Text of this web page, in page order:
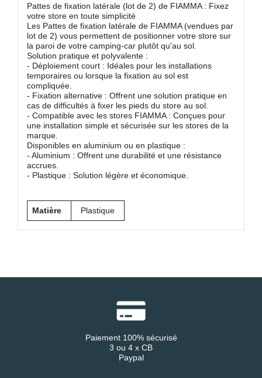
Pattes de fixation latérale (lot de 2) de FIAMMA : Fixez
votre store en toute simplicité
Les Pattes de fixation latérale de FIAMMA (vendues par
lot de 2) vous permettent de positionner votre store sur
la paroi de votre camping-car plutôt qu'au sol.
Solution pratique et polyvalente :
- Déploiement court : Idéales pour les installations
temporaires ou lorsque la fixation au sol est
compliquée.
- Fixation alternative : Offrent une solution pratique en
cas de difficultés à fixer les pieds du store au sol.
- Compatible avec les stores FIAMMA : Conçues pour
une installation simple et sécurisée sur les stores de la
marque.
Disponibles en aluminium ou en plastique :
- Aluminium : Offrent une durabilité et une résistance
accrues.
- Plastique : Solution légère et économique.
Matière Plastique
Paiement 100% sécurisé
3 ou 4 x CB
Paypal